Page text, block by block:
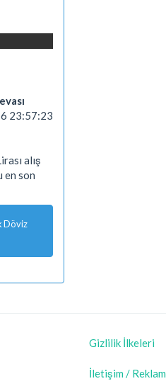
23:57:23
alış
en son
Döviz
Gizlilik İlkeleri
İletişim / Reklam